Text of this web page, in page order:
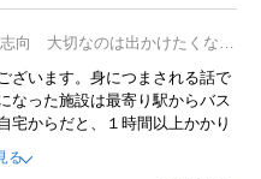
たり、社内に懸念もあったそう
バーの高級外車が停まっている
確信したそうです。今回の記
向 大切なのは出かけたくなる
います。身につまされる話で
なった施設は最寄り駅からバス
宅からだと、１時間以上かかり
由で、その施設を選択したので
でした。シニアの住まい選び
る